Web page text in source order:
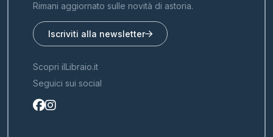
Rimani aggiornato sulle novità di astoria.
Iscriviti alla newsletter
Scopri ilLibraio.it
Seguici sui social